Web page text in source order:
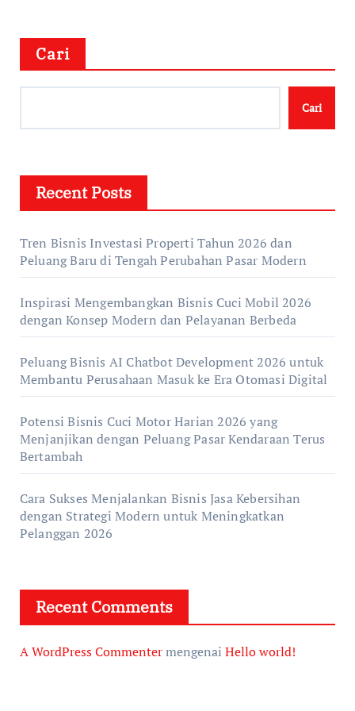
Cari
Cari
Recent Posts
Tren Bisnis Investasi Properti Tahun 2026 dan
Peluang Baru di Tengah Perubahan Pasar Modern
Inspirasi Mengembangkan Bisnis Cuci Mobil 2026
dengan Konsep Modern dan Pelayanan Berbeda
Peluang Bisnis AI Chatbot Development 2026 untuk
Membantu Perusahaan Masuk ke Era Otomasi Digital
Potensi Bisnis Cuci Motor Harian 2026 yang
Menjanjikan dengan Peluang Pasar Kendaraan Terus
Bertambah
Cara Sukses Menjalankan Bisnis Jasa Kebersihan
dengan Strategi Modern untuk Meningkatkan
Pelanggan 2026
Recent Comments
A WordPress Commentermengenai Hello world!